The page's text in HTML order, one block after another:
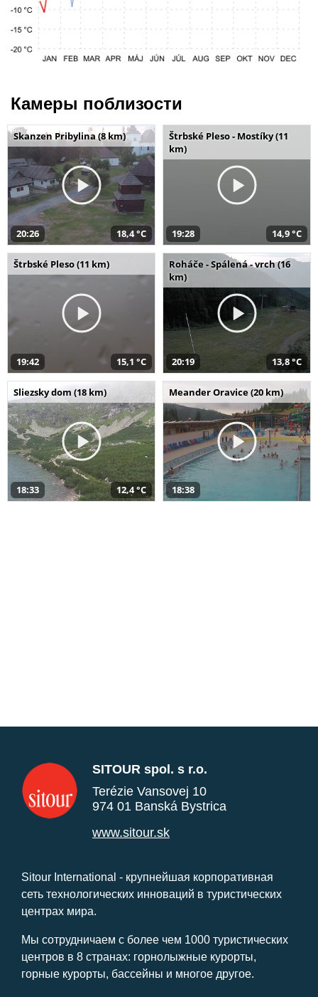
Камеры поблизости
Skanzen Pribylina (8 km)
20:26 18,4 °C
Štrbské Pleso - Mostíky (11
km)
19:28 14,9 °C
Štrbské Pleso (11 km)
19:42 15,1 °C
Roháče - Spálená - vrch (16
km)
20:19 13,8 °C
Sliezsky dom (18 km)
18:33 12,4 °C
Meander Oravice (20 km)
18:38
SITOUR spol. s r.o.
Terézie Vansovej 10
974 01 Banská Bystrica
www.sitour.sk
Sitour International - крупнейшая корпоративная
сеть технологических инноваций в туристических
центрах мира.
Мы сотрудничаем с более чем 1000 туристических
центров в 8 странах: горнолыжные курорты,
горные курорты, бассейны и многое другое.